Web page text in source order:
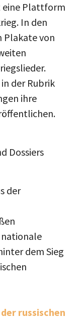
eine Plattform
In den
Plakate von
der Rubrik
ihre
Dossiers
der
nationale
dem Sieg
russischen